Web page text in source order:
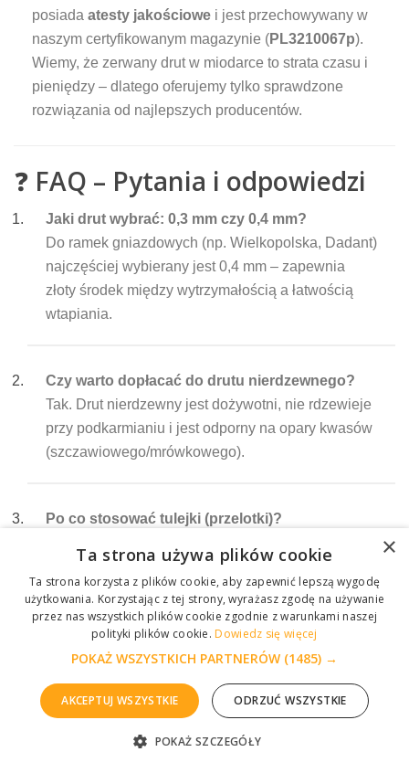
posiada atesty jakościowe i jest przechowywany w
naszym certyfikowanym magazynie (PL3210067p).
Wiemy, że zerwany drut w miodarce to strata czasu i
pieniędzy – dlatego oferujemy tylko sprawdzone
rozwiązania od najlepszych producentów.
❓ FAQ – Pytania i odpowiedzi
Jaki drut wybrać: 0,3 mm czy 0,4 mm?
Do ramek gniazdowych (np. Wielkopolska, Dadant)
najczęściej wybierany jest 0,4 mm – zapewnia
złoty środek między wytrzymałością a łatwością
wtapiania.
Czy warto dopłacać do drutu nierdzewnego?
Tak. Drut nierdzewny jest dożywotni, nie rdzewieje
przy podkarmianiu i jest odporny na opary kwasów
(szczawiowego/mrówkowego).
Po co stosować tulejki (przelotki)?
węza zaczyna falować, co prowadzi do budowy
trutowej przez pszczoły.
Jak naciągnąć stary drut w ramce?
Najlepszym sposobem jest użycie karbownika
(napinacza), który tworzy na drucie "fale",
ZGŁOŚ PROBLEM
×
Ta strona używa plików cookie
Ta strona korzysta z plików cookie, aby zapewnić lepszą wygodę
użytkowania. Korzystając z tej strony, wyrażasz zgodę na używanie
przez nas wszystkich plików cookie zgodnie z warunkami naszej
polityki plików cookie. Dowiedz się więcej
POKAŻ WSZYSTKICH PARTNERÓW (1485) →
AKCEPTUJ WSZYSTKIE ODRZUĆ WSZYSTKIE
POKAŻ SZCZEGÓŁY